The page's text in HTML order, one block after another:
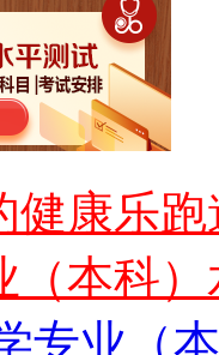
健康乐
（本科
专业（